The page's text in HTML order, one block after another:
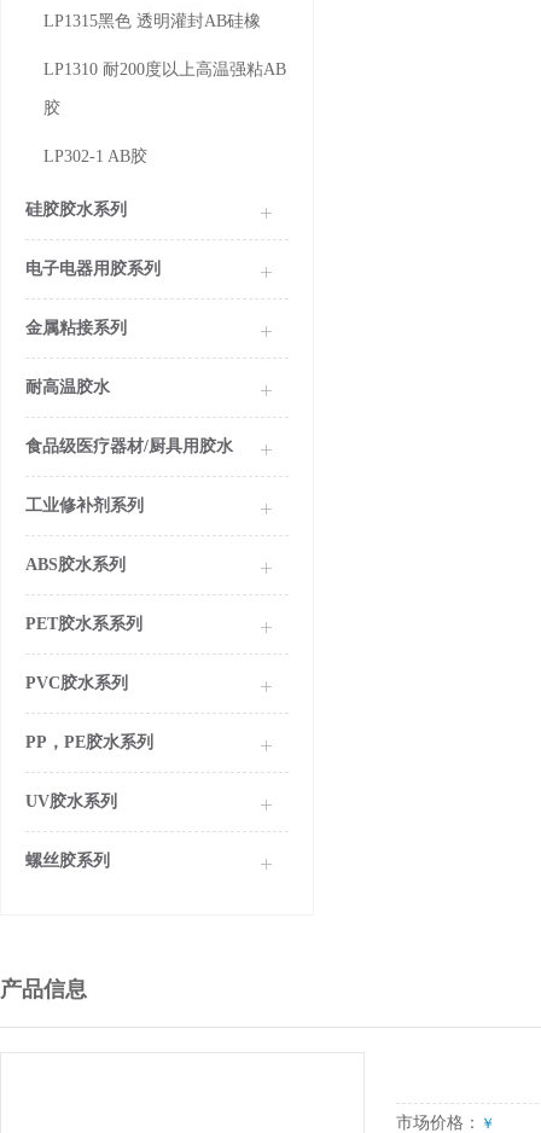
LP1315黑色 透明灌封AB硅橡
LP1310 耐200度以上高温强粘AB
胶
LP302-1 AB胶
硅胶胶水系列
电子电器用胶系列
金属粘接系列
耐高温胶水
食品级医疗器材/厨具用胶水
工业修补剂系列
ABS胶水系列
PET胶水系系列
PVC胶水系列
PP，PE胶水系列
UV胶水系列
螺丝胶系列
产品信息
市场价格： ￥